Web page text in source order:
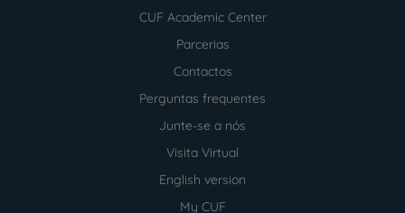
CUF Academic Center
Parcerias
Contactos
Perguntas frequentes
Junte-se a nós
Visita Virtual
English version
My CUF